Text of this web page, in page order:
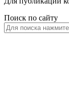
Поиск по сайту
Поиск: